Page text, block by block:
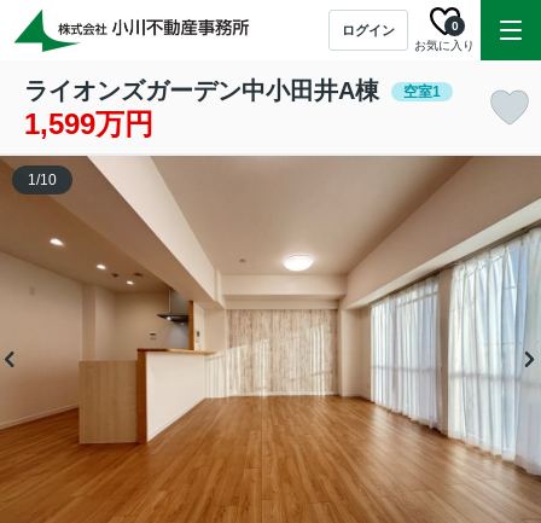
ログイン
お気に入り
0
ライオンズガーデン中小田井A棟 空室1
1,599万円
1/10